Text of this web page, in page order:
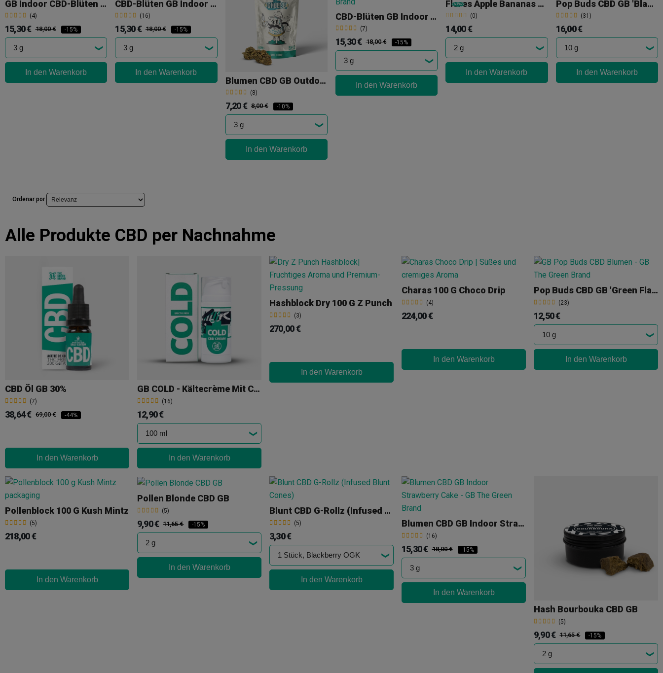
GB Indoor CBD-Blüten 'Gelatto'
(4)
15,30 € 18,00 € -15%
In den Warenkorb
CBD-Blüten GB Indoor 'Gorilla Glue'
(16)
15,30 € 18,00 € -15%
In den Warenkorb
Blumen CBD GB Outdoor Blue Cheese
(8)
7,20 € 8,00 € -10%
In den Warenkorb
CBD-Blüten GB Indoor The Lemon Tree
(7)
15,30 € 18,00 € -15%
In den Warenkorb
Flores Apple Bananas Cali CBD KEMA
(0)
14,00 €
In den Warenkorb
Pop Buds CBD GB 'Black Caramel Premium'
(31)
16,00 €
In den Warenkorb
Ordenar por
Alle Produkte CBD per Nachnahme
CBD Öl GB 30%
(7)
38,64 € 69,00 € -44%
In den Warenkorb
GB COLD - Kältecrème Mit CBD
(16)
12,90 €
In den Warenkorb
Hashblock Dry 100 G Z Punch
(3)
270,00 €
In den Warenkorb
Charas 100 G Choco Drip
(4)
224,00 €
In den Warenkorb
Pop Buds CBD GB 'Green Flavour'
(23)
12,50 €
In den Warenkorb
Pollenblock 100 G Kush Mintz
(5)
218,00 €
In den Warenkorb
Pollen Blonde CBD GB
(5)
9,90 € 11,65 € -15%
In den Warenkorb
Blunt CBD G-Rollz (Infused Blunt Cones)
(5)
3,30 €
In den Warenkorb
Blumen CBD GB Indoor Strawberry Cake
(16)
15,30 € 18,00 € -15%
In den Warenkorb
Hash Bourbouka CBD GB
(5)
9,90 € 11,65 € -15%